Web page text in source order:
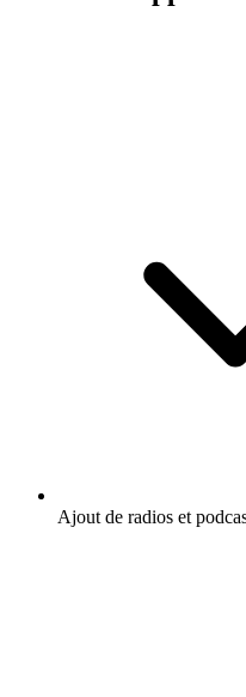
Ajout de radios et